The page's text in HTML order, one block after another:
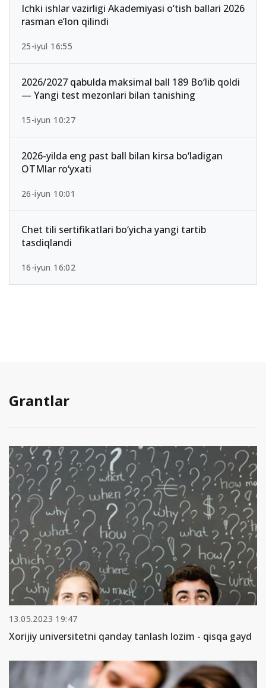
Ichki ishlar vazirligi Akademiyasi o‘tish ballari 2026
rasman e’lon qilindi
25-iyul 16:55
2026/2027 qabulda maksimal ball 189 Bo‘lib qoldi
— Yangi test mezonlari bilan tanishing
15-iyun 10:27
2026-yilda eng past ball bilan kirsa bo‘ladigan
OTMlar ro‘yxati
26-iyun 10:01
Chet tili sertifikatlari bo‘yicha yangi tartib
tasdiqlandi
16-iyun 16:02
Grantlar
13.05.2023 19:47
Xorijiy universitetni qanday tanlash lozim - qisqa gayd